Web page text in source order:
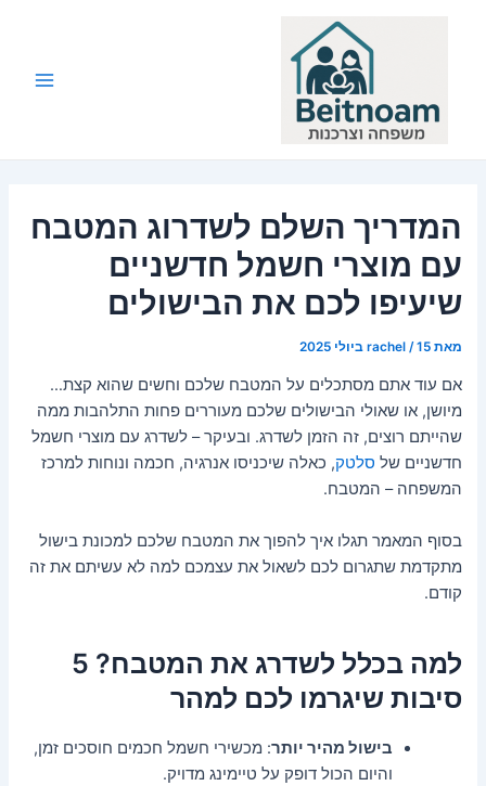
המדריך השלם לשדרוג המטבח
עם מוצרי חשמל חדשניים
שיעיפו לכם את הבישולים
מאת rachel /15 ביולי 2025
אם עוד אתם מסתכלים על המטבח שלכם וחשים שהוא קצת…
מיושן, או שאולי הבישולים שלכם מעוררים פחות התלהבות ממה
שהייתם רוצים, זה הזמן לשדרג. ובעיקר – לשדרג עם מוצרי חשמל
חדשניים של סלטק, כאלה שיכניסו אנרגיה, חכמה ונוחות למרכז
המשפחה – המטבח.
בסוף המאמר תגלו איך להפוך את המטבח שלכם למכונת בישול
מתקדמת שתגרום לכם לשאול את עצמכם למה לא עשיתם את זה
קודם.
למה בכלל לשדרג את המטבח? 5
סיבות שיגרמו לכם למהר
בישול מהיר יותר: מכשירי חשמל חכמים חוסכים זמן,
והיום הכול דופק על טיימינג מדויק.